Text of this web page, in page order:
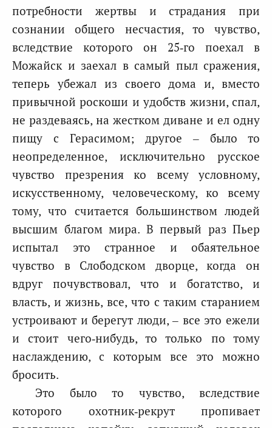
потребности жертвы и страдания при
сознании общего несчастия, то чувство,
вследствие которого он 25‑го поехал в
Можайск и заехал в самый пыл сражения,
теперь убежал из своего дома и, вместо
привычной роскоши и удобств жизни, спал,
не раздеваясь, на жестком диване и ел одну
пищу с Герасимом; другое – было то
неопределенное, исключительно русское
чувство презрения ко всему условному,
искусственному, человеческому, ко всему
тому, что считается большинством людей
высшим благом мира. В первый раз Пьер
испытал это странное и обаятельное
чувство в Слободском дворце, когда он
вдруг почувствовал, что и богатство, и
власть, и жизнь, все, что с таким старанием
устроивают и берегут люди, – все это ежели
и стоит чего‑нибудь, то только по тому
наслаждению, с которым все это можно
бросить.
Это было то чувство, вследствие
которого охотник‑рекрут пропивает